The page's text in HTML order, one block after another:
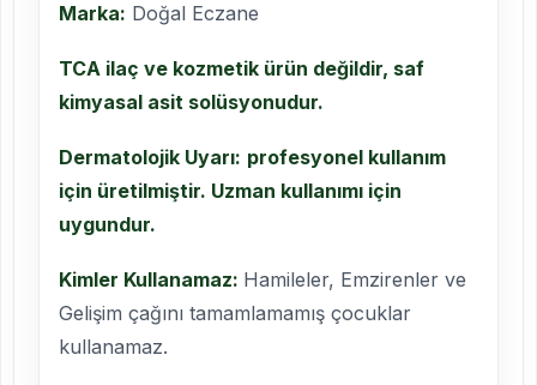
Marka: Doğal Eczane
TCA ilaç ve kozmetik ürün değildir, saf
kimyasal asit solüsyonudur.
Dermatolojik Uyarı: profesyonel kullanım
için üretilmiştir. Uzman kullanımı için
uygundur.
Kimler Kullanamaz: Hamileler, Emzirenler ve
Gelişim çağını tamamlamamış çocuklar
kullanamaz.